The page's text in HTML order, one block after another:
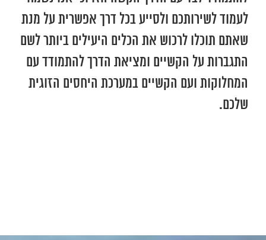
לעמוד לשירותכם ולסייע בכל דרך אפשרית על מנת
שאתם תוכלו לרכוש את הכלים היעילים ביותר לשם
התגברות על הקשיים ומציאת הדרך להתמודד עם
המחלוקות ועם הקשיים במערכת היחסים הזוגית
שלכם.